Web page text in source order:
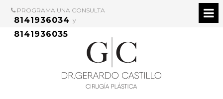
PROGRAMA UNA CONSULTA
8141936034 y
8141936035